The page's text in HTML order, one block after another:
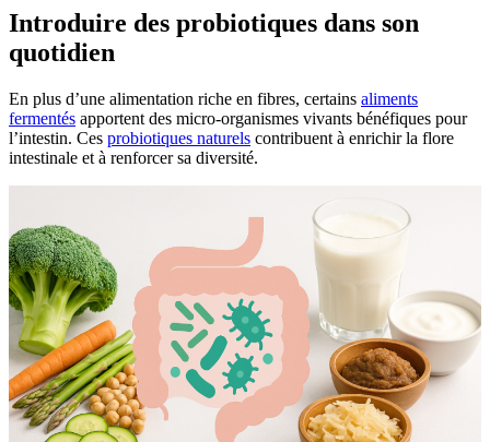
Introduire des probiotiques dans son
quotidien
En plus d’une alimentation riche en fibres, certains aliments
fermentés apportent des micro-organismes vivants bénéfiques pour
l’intestin. Ces probiotiques naturels contribuent à enrichir la flore
intestinale et à renforcer sa diversité.